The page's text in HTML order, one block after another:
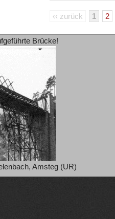
‹‹ zurück 1 2
Brücke!
Amsteg (UR)